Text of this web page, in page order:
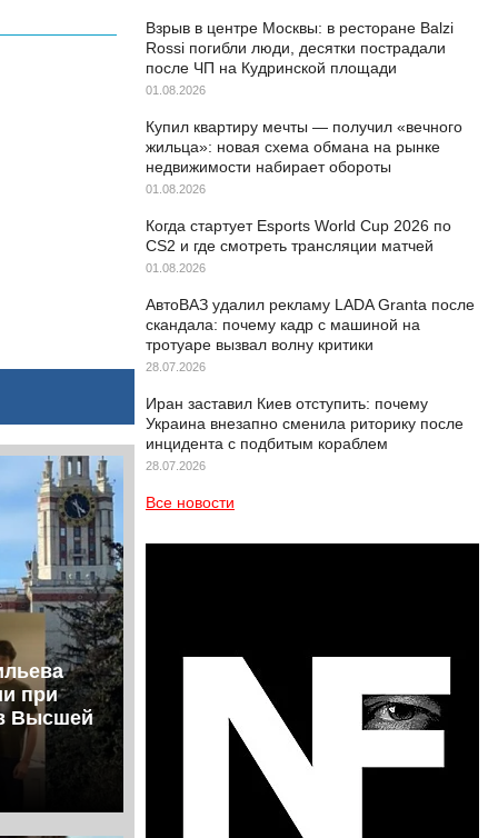
при
Высшей
Взрыв в центре Москвы: в ресторане Balzi
Rossi погибли люди, десятки пострадали
после ЧП на Кудринской площади
01.08.2026
Купил квартиру мечты — получил «вечного
жильца»: новая схема обмана на рынке
недвижимости набирает обороты
01.08.2026
Когда стартует Esports World Cup 2026 по
CS2 и где смотреть трансляции матчей
01.08.2026
АвтоВАЗ удалил рекламу LADA Granta после
скандала: почему кадр с машиной на
тротуаре вызвал волну критики
28.07.2026
Иран заставил Киев отступить: почему
Украина внезапно сменила риторику после
инцидента с подбитым кораблем
28.07.2026
Все новости